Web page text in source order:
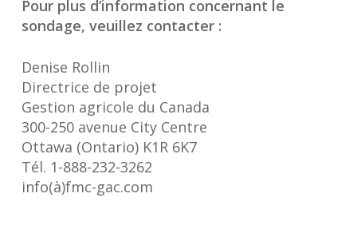
Pour plus d’information concernant le
sondage, veuillez contacter :
Denise Rollin
Directrice de projet
Gestion agricole du Canada
300-250 avenue City Centre
Ottawa (Ontario) K1R 6K7
Tél. 1-888-232-3262
info(à)fmc-gac.com